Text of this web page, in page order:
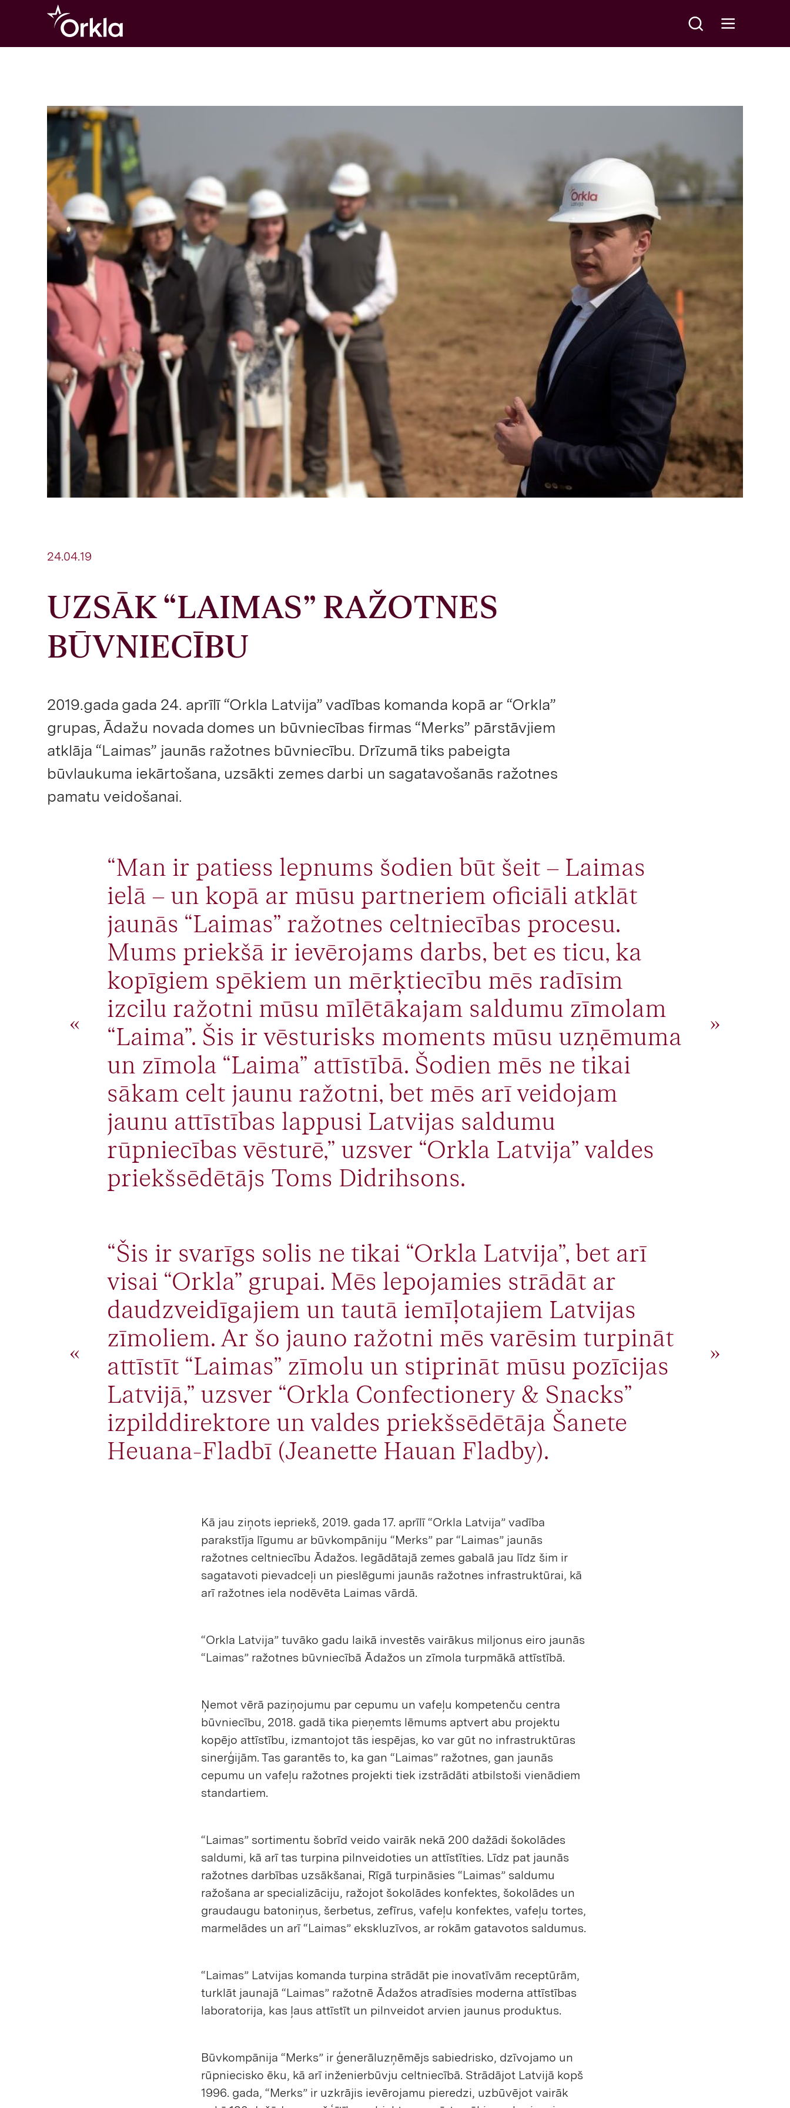
Go to frontpage
Meklēt
24.04.19
UZSĀK “LAIMAS” RAŽOTNES
BŪVNIECĪBU
2019.gada gada 24. aprīlī “Orkla Latvija” vadības komanda kopā ar “Orkla”
grupas, Ādažu novada domes un būvniecības firmas “Merks” pārstāvjiem
atklāja “Laimas” jaunās ražotnes būvniecību. Drīzumā tiks pabeigta
būvlaukuma iekārtošana, uzsākti zemes darbi un sagatavošanās ražotnes
pamatu veidošanai.
“Man ir patiess lepnums šodien būt šeit – Laimas
ielā – un kopā ar mūsu partneriem oficiāli atklāt
jaunās “Laimas” ražotnes celtniecības procesu.
Mums priekšā ir ievērojams darbs, bet es ticu, ka
kopīgiem spēkiem un mērķtiecību mēs radīsim
izcilu ražotni mūsu mīlētākajam saldumu zīmolam
“Laima”. Šis ir vēsturisks moments mūsu uzņēmuma
un zīmola “Laima” attīstībā. Šodien mēs ne tikai
sākam celt jaunu ražotni, bet mēs arī veidojam
jaunu attīstības lappusi Latvijas saldumu
rūpniecības vēsturē,” uzsver “Orkla Latvija” valdes
priekšsēdētājs Toms Didrihsons.
“Šis ir svarīgs solis ne tikai “Orkla Latvija”, bet arī
visai “Orkla” grupai. Mēs lepojamies strādāt ar
daudzveidīgajiem un tautā iemīļotajiem Latvijas
zīmoliem. Ar šo jauno ražotni mēs varēsim turpināt
attīstīt “Laimas” zīmolu un stiprināt mūsu pozīcijas
Latvijā,” uzsver “Orkla Confectionery & Snacks”
izpilddirektore un valdes priekšsēdētāja Šanete
Heuana-Fladbī (Jeanette Hauan Fladby).
Kā jau ziņots iepriekš, 2019. gada 17. aprīlī “Orkla Latvija” vadība
parakstīja līgumu ar būvkompāniju “Merks” par “Laimas” jaunās
ražotnes celtniecību Ādažos. Iegādātajā zemes gabalā jau līdz šim ir
sagatavoti pievadceļi un pieslēgumi jaunās ražotnes infrastruktūrai, kā
arī ražotnes iela nodēvēta Laimas vārdā.
“Orkla Latvija” tuvāko gadu laikā investēs vairākus miljonus eiro jaunās
“Laimas” ražotnes būvniecībā Ādažos un zīmola turpmākā attīstībā.
Ņemot vērā paziņojumu par cepumu un vafeļu kompetenču centra
būvniecību, 2018. gadā tika pieņemts lēmums aptvert abu projektu
kopējo attīstību, izmantojot tās iespējas, ko var gūt no infrastruktūras
sinerģijām. Tas garantēs to, ka gan “Laimas” ražotnes, gan jaunās
cepumu un vafeļu ražotnes projekti tiek izstrādāti atbilstoši vienādiem
standartiem.
“Laimas” sortimentu šobrīd veido vairāk nekā 200 dažādi šokolādes
saldumi, kā arī tas turpina pilnveidoties un attīstīties. Līdz pat jaunās
ražotnes darbības uzsākšanai, Rīgā turpināsies “Laimas” saldumu
ražošana ar specializāciju, ražojot šokolādes konfektes, šokolādes un
graudaugu batoniņus, šerbetus, zefīrus, vafeļu konfektes, vafeļu tortes,
marmelādes un arī “Laimas” ekskluzīvos, ar rokām gatavotos saldumus.
“Laimas” Latvijas komanda turpina strādāt pie inovatīvām receptūrām,
turklāt jaunajā “Laimas” ražotnē Ādažos atradīsies moderna attīstības
laboratorija, kas ļaus attīstīt un pilnveidot arvien jaunus produktus.
Būvkompānija “Merks” ir ģenerāluzņēmējs sabiedrisko, dzīvojamo un
rūpniecisko ēku, kā arī inženierbūvju celtniecībā. Strādājot Latvijā kopš
1996. gada, “Merks” ir uzkrājis ievērojamu pieredzi, uzbūvējot vairāk